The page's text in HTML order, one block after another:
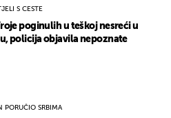
S CESTE
poginulih u teškoj nesreći u
policija objavila nepoznate
PORUČIO SRBIMA